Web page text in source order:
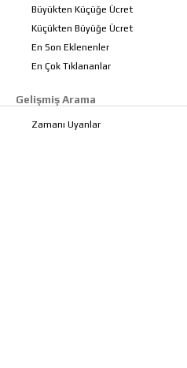
Büyükten Küçüğe Ücret
Küçükten Büyüğe Ücret
En Son Eklenenler
En Çok Tıklananlar
Gelişmiş Arama
Zamanı Uyanlar